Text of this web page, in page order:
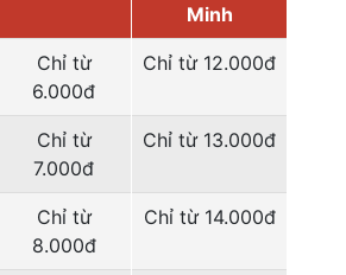
Minh
Chỉ từ
6.000đ
Chỉ từ 12.000đ
Chỉ từ
7.000đ
Chỉ từ 13.000đ
Chỉ từ
8.000đ
Chỉ từ 14.000đ